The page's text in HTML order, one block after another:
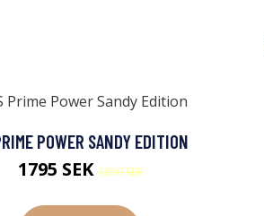
POWER SANDY EDITION
1795 SEK2850 SEK